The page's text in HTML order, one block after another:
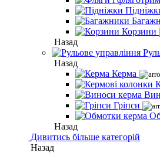
Корзини
Назад
Назад
Керма
Гріпси
Назад
Дивитись більше категорій
Назад